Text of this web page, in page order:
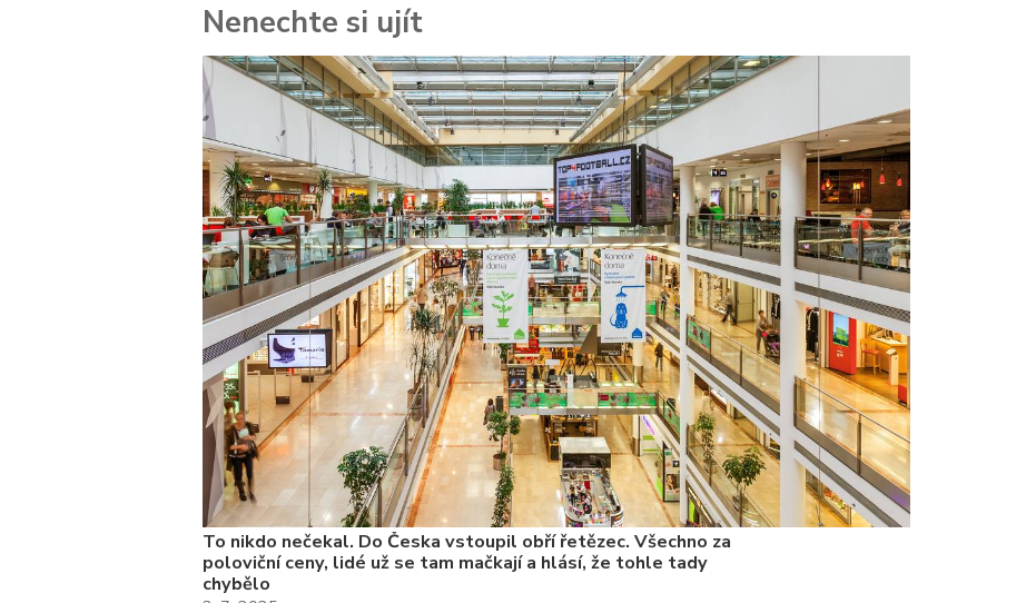
Nenechte si ujít
To nikdo nečekal. Do Česka vstoupil obří řetězec. Všechno za
poloviční ceny, lidé už se tam mačkají a hlásí, že tohle tady
chybělo